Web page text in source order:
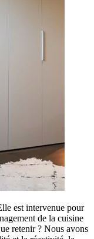
est intervenue pour
de la cuisine
retenir ? Nous avons